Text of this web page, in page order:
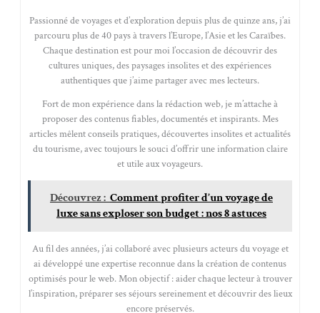
Passionné de voyages et d’exploration depuis plus de quinze ans, j’ai
parcouru plus de 40 pays à travers l’Europe, l’Asie et les Caraïbes.
Chaque destination est pour moi l’occasion de découvrir des
cultures uniques, des paysages insolites et des expériences
authentiques que j’aime partager avec mes lecteurs.
Fort de mon expérience dans la rédaction web, je m’attache à
proposer des contenus fiables, documentés et inspirants. Mes
articles mêlent conseils pratiques, découvertes insolites et actualités
du tourisme, avec toujours le souci d’offrir une information claire
et utile aux voyageurs.
Découvrez : Comment profiter d’un voyage de
luxe sans exploser son budget : nos 8 astuces
Au fil des années, j’ai collaboré avec plusieurs acteurs du voyage et
ai développé une expertise reconnue dans la création de contenus
optimisés pour le web. Mon objectif : aider chaque lecteur à trouver
l’inspiration, préparer ses séjours sereinement et découvrir des lieux
encore préservés.